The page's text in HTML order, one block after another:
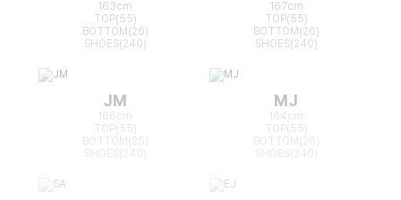
163cm
TOP(55)
BOTTOM(26)
SHOES(240)
167cm
TOP(55)
BOTTOM(26)
SHOES(240)
JM
166cm
TOP(55)
BOTTOM(25)
MJ
164cm
TOP(55)
BOTTOM(26)